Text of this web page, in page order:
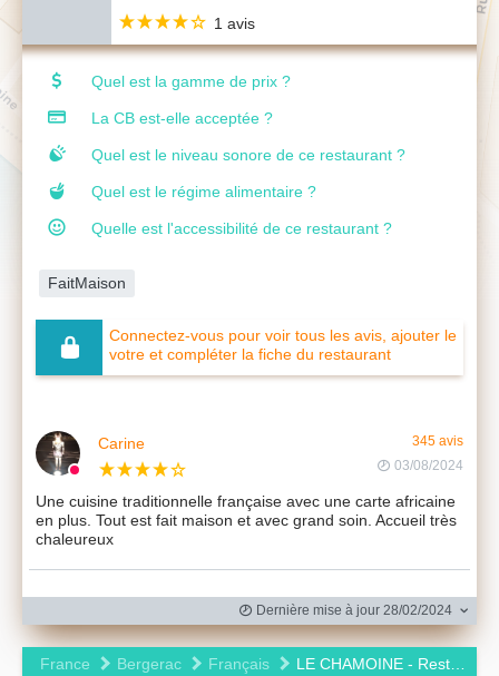
1 avis
Quel est la gamme de prix ?
La CB est-elle acceptée ?
Quel est le niveau sonore de ce restaurant ?
Quel est le régime alimentaire ?
Quelle est l'accessibilité de ce restaurant ?
FaitMaison
Connectez-vous pour voir tous les avis, ajouter le
votre et compléter la fiche du restaurant
Carine
345 avis
03/08/2024
Une cuisine traditionnelle française avec une carte africaine
en plus. Tout est fait maison et avec grand soin. Accueil très
chaleureux
Dernière mise à jour 28/02/2024
France Bergerac Français